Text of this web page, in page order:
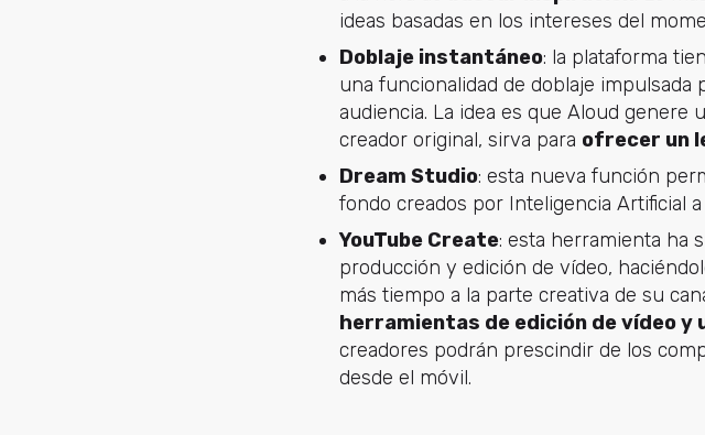
ideas basadas en los intereses del
Doblaje instantáneo: la plataforma
una funcionalidad de doblaje impulsada
audiencia. La idea es que Aloud
creador original, sirva para ofrecer un
Dream Studio: esta nueva función
fondo creados por Inteligencia Artificial
YouTube Create: esta herramienta ha
producción y edición de vídeo,
más tiempo a la parte creativa de su
herramientas de edición de vídeo y
creadores podrán prescindir de los
desde el móvil.